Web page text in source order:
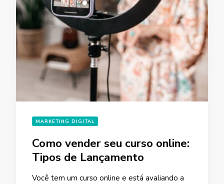
MARKETING DIGITAL
Como vender seu curso online:
Tipos de Lançamento
Você tem um curso online e está avaliando a